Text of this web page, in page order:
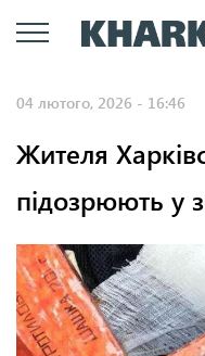
04 лютого, 2026 - 16:46
Жителя
підозрюють у